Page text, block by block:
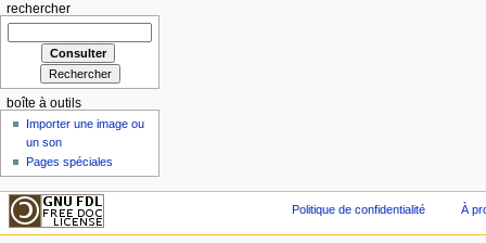
rechercher
boîte à outils
Importer une image ou
un son
Pages spéciales
Politique de confidentialité À